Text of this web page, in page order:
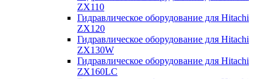
ZX110
Гидравлическое оборудование для Hitachi
ZX120
Гидравлическое оборудование для Hitachi
ZX130W
Гидравлическое оборудование для Hitachi
ZX160LC